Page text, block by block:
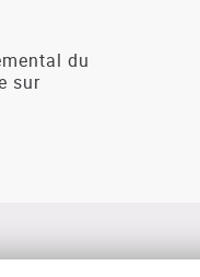
du
sur